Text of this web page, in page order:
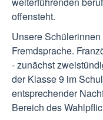
offensteht.
Unsere
Fremdsprache.
- zunächst
der Klasse 9 im
entsprechender
Bereich des